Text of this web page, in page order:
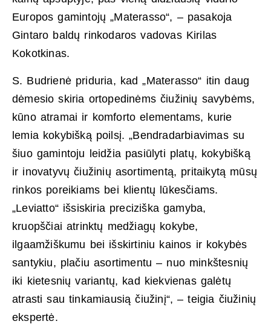
Europos gamintojų „Materasso“, – pasakoja
Gintaro baldų rinkodaros vadovas Kirilas
Kokotkinas.
S. Budrienė priduria, kad „Materasso“ itin daug
dėmesio skiria ortopedinėms čiužinių savybėms,
kūno atramai ir komforto elementams, kurie
lemia kokybišką poilsį. „Bendradarbiavimas su
šiuo gamintoju leidžia pasiūlyti platų, kokybišką
ir inovatyvų čiužinių asortimentą, pritaikytą mūsų
rinkos poreikiams bei klientų lūkesčiams.
„Leviatto“ išsiskiria preciziška gamyba,
kruopščiai atrinktų medžiagų kokybe,
ilgaamžiškumu bei išskirtiniu kainos ir kokybės
santykiu, plačiu asortimentu – nuo minkštesnių
iki kietesnių variantų, kad kiekvienas galėtų
atrasti sau tinkamiausią čiužinį“, – teigia čiužinių
ekspertė.